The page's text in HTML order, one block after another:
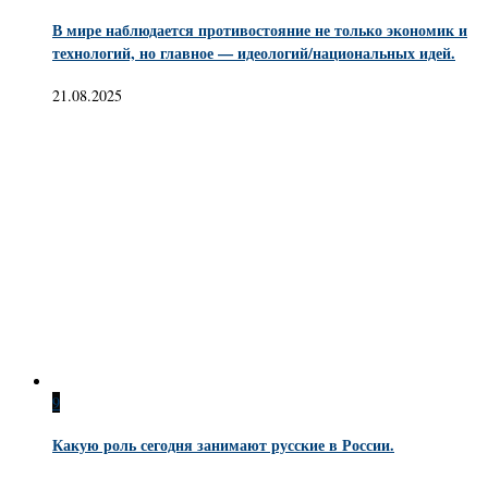
В мире наблюдается противостояние не только экономик и
технологий, но главное — идеологий/национальных идей.
21.08.2025
9
Какую роль сегодня занимают русские в России.